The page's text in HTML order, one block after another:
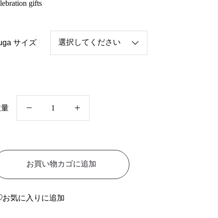
gifts
サイズ
0
6
_
S
T
お買い物カゴに追加
お気に入りに追加